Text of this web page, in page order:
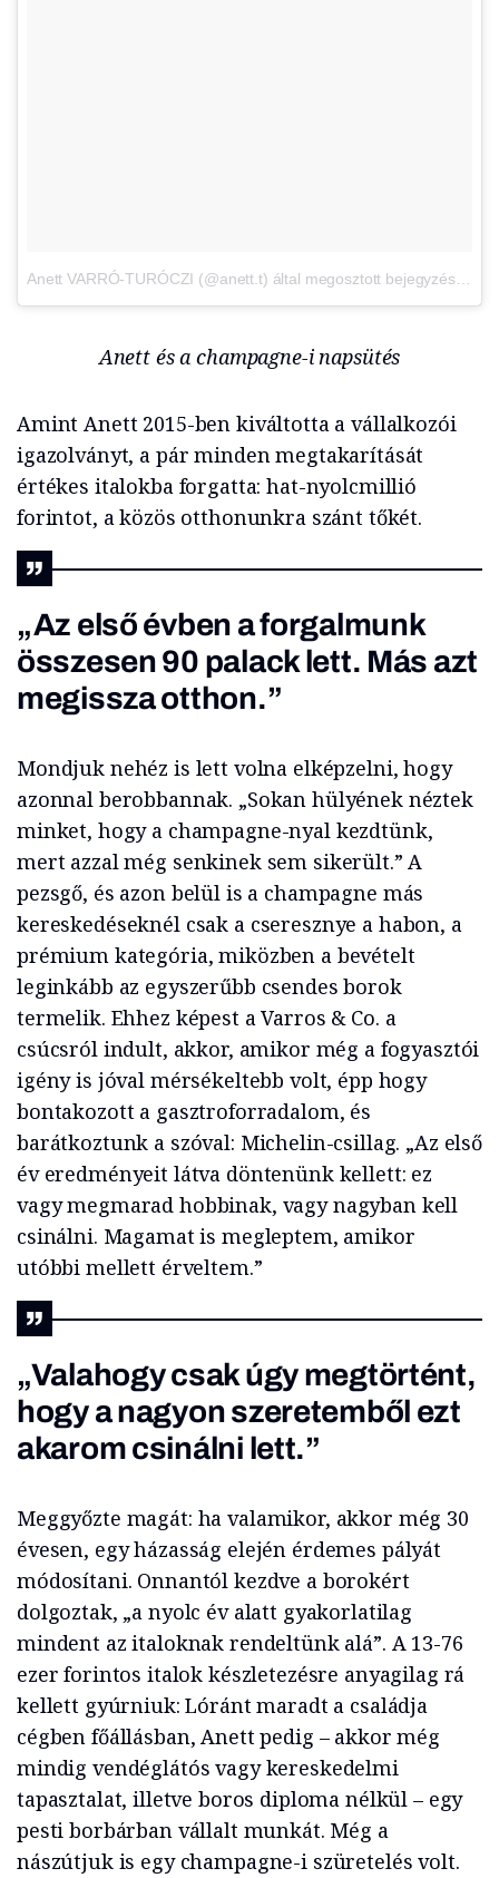
Anett és a champagne-i napsütés
Amint Anett 2015-ben kiváltotta a vállalkozói
igazolványt, a pár minden megtakarítását
értékes italokba forgatta: hat-nyolcmillió
forintot, a közös otthonunkra szánt tőkét.
„Az első évben a forgalmunk
összesen 90 palack lett. Más azt
megissza otthon.”
Mondjuk nehéz is lett volna elképzelni, hogy
azonnal berobbannak. „Sokan hülyének néztek
minket, hogy a champagne-nyal kezdtünk,
mert azzal még senkinek sem sikerült.” A
pezsgő, és azon belül is a champagne más
kereskedéseknél csak a cseresznye a habon, a
prémium kategória, miközben a bevételt
leginkább az egyszerűbb csendes borok
termelik. Ehhez képest a Varros & Co. a
csúcsról indult, akkor, amikor még a fogyasztói
igény is jóval mérsékeltebb volt, épp hogy
bontakozott a gasztroforradalom, és
barátkoztunk a szóval: Michelin-csillag. „Az első
év eredményeit látva döntenünk kellett: ez
vagy megmarad hobbinak, vagy nagyban kell
csinálni. Magamat is megleptem, amikor
utóbbi mellett érveltem.”
„Valahogy csak úgy megtörtént,
hogy a nagyon szeretemből ezt
akarom csinálni lett.”
Meggyőzte magát: ha valamikor, akkor még 30
évesen, egy házasság elején érdemes pályát
módosítani. Onnantól kezdve a borokért
dolgoztak, „a nyolc év alatt gyakorlatilag
mindent az italoknak rendeltünk alá”. A 13-76
ezer forintos italok készletezésre anyagilag rá
kellett gyúrniuk: Lóránt maradt a családja
cégben főállásban, Anett pedig – akkor még
mindig vendéglátós vagy kereskedelmi
tapasztalat, illetve boros diploma nélkül – egy
pesti borbárban vállalt munkát. Még a
nászútjuk is egy champagne-i szüretelés volt.